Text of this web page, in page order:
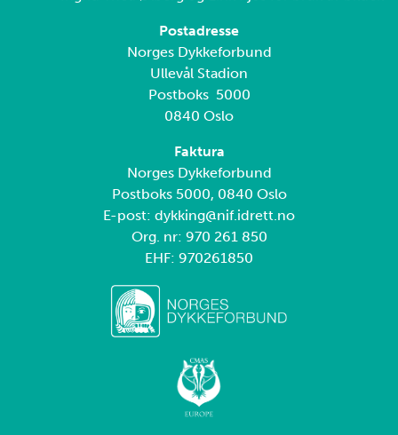
Postadresse
Norges Dykkeforbund
Ullevål Stadion
Postboks 5000
0840 Oslo
Faktura
Norges Dykkeforbund
Postboks 5000, 0840 Oslo
E-post: dykking@nif.idrett.no
Org. nr: 970 261 850
EHF: 970261850